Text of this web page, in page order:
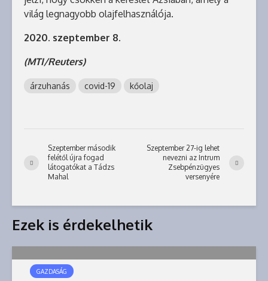
világ legnagyobb olajfelhasználója.
2020. szeptember 8.
(MTI/Reuters)
árzuhanás covid-19 kőolaj
Szeptember második
felétől újra fogad
látogatókat a Tádzs
Mahal
Szeptember 27-ig lehet
nevezni az Intrum
Zsebpénzügyes
versenyére
Ezek is érdekelhetik
GAZDASÁG